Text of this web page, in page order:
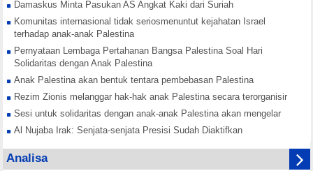
Damaskus Minta Pasukan AS Angkat Kaki dari Suriah
Komunitas internasional tidak seriosmenuntut kejahatan Israel
terhadap anak-anak Palestina
Pernyataan Lembaga Pertahanan Bangsa Palestina Soal Hari
Solidaritas dengan Anak Palestina
Anak Palestina akan bentuk tentara pembebasan Palestina
Rezim Zionis melanggar hak-hak anak Palestina secara terorganisir
Sesi untuk solidaritas dengan anak-anak Palestina akan mengelar
Al Nujaba Irak: Senjata-senjata Presisi Sudah Diaktifkan
Hamas Tekankan Rekonsiliasi Nasional Lawan Konspirasi Israel
Yordania Buka Jalur Perdagangan dengan Suriah
Analisa